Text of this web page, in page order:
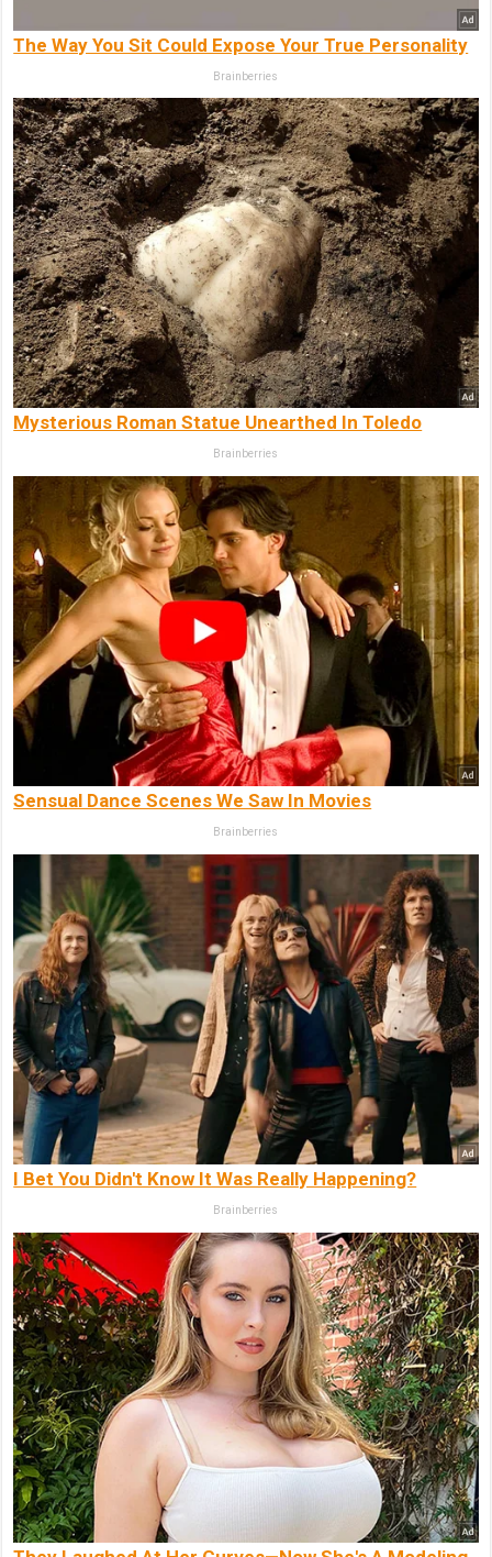
The Way You Sit Could Expose Your True Personality
Brainberries
Mysterious Roman Statue Unearthed In Toledo
Brainberries
Sensual Dance Scenes We Saw In Movies
Brainberries
I Bet You Didn't Know It Was Really Happening?
Brainberries